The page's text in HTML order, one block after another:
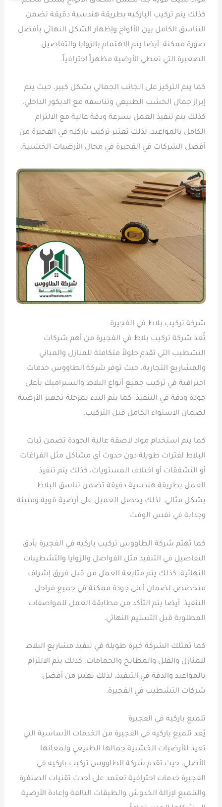
كذلك يتم تركيب الباركيه بطريقة هندسية دقيقة تضمن
التناسق الكامل بين الألواح وإظهار الشكل النهائي بأفضل
صورة ممكنة. أيضا يتم الاهتمام بالزوايا والتفاصيل
الصغيرة التي تعطي الأرضية مظهراً احترافياً.
كما يتم التركيز على الجانب الجمالي بشكل كبير، حيث يتم
إبراز جمال الخشب الطبيعي وتناسقه مع الديكور الداخلي،
كذلك يتم تنفيذ العمل بسرعة ودقة عالية مع الالتزام
الكامل بالمواعيد، لذلك تعتبر تركيب باركيه في الفجيرة من
أفضل الشركات في الفجيرة في مجال الأرضيات الخشبية.
شركة تركيب بلاط في الفجيرة
تُعد شركة تركيب بلاط في الفجيرة من أهم شركات
التشطيب التي تقدم حلولاً متكاملة للمنازل والمباني
والمشاريع التجارية، حيث توفر شركة الطاووس خدمات
احترافية في تركيب جميع أنواع البلاط والسيراميك بأعلى
جودة ودقة في التنفيذ. كما يتم البدء بمرحلة تجهيز الأرضية
لضمان الاستواء الكامل قبل التركيب.
كما يتم استخدام مواد لاصقة عالية الجودة تضمن ثبات
البلاط لفترات طويلة دون حدوث أي مشاكل مثل الفراغات
أو التشققات أو اختلاف المستويات، كذلك يتم تنفيذ
العمل بطريقة هندسية دقيقة تضمن تناسق البلاط
بشكل مثالي. لذلك يحصل العميل على أرضية قوية ومتينة
وجذابة في نفس الوقت.
كما تهتم شركة الطاووس تركيب باركيه في الفجيرة بأدق
التفاصيل في التنفيذ مثل الفواصل والزوايا والتشطيبات
النهائية، كذلك يتم متابعة العمل من قبل فريق إشراف
متخصص لضمان أعلى جودة ممكنة في جميع مراحل
التنفيذ. أيضا يتم التأكد من مطابقة العمل للمواصفات
المطلوبة قبل التسليم النهائي.
كما تمتلك الشركة خبرة طويلة في تنفيذ مشاريع البلاط
للمنازل والفلل والمطابخ والحمامات، كذلك يتم الالتزام
بالمواعيد والدقة في التنفيذ، لذلك تعتبر من أفضل
شركات التشطيب في الفجيرة.
تلميع باركيه في الفجيرة
يُعد تلميع باركيه في الفجيرة من الخدمات الأساسية التي
تعيد للأرضيات الخشبية جمالها الطبيعي ولمعانها
الأصلي، حيث تقدم شركة الطاووس تركيب باركيه في
الفجيرة خدمات احترافية تعتمد على أحدث تقنيات الصنفرة
والتلميع لإزالة الخدوش والطبقات التالفة وإعادة الأرضية